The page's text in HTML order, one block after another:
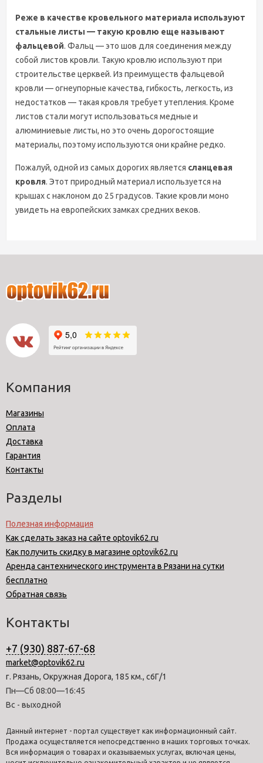
Реже в качестве кровельного материала используют
стальные листы — такую кровлю еще называют
фальцевой. Фальц — это шов для соединения между
собой листов кровли. Такую кровлю используют при
строительстве церквей. Из преимуществ фальцевой
кровли — огнеупорные качества, гибкость, легкость, из
недостатков — такая кровля требует утепления. Кроме
листов стали могут использоваться медные и
алюминиевые листы, но это очень дорогостоящие
материалы, поэтому используются они крайне редко.
Пожалуй, одной из самых дорогих является сланцевая
кровля. Этот природный материал используется на
крышах с наклоном до 25 градусов. Такие кровли моно
увидеть на европейских замках средних веков.
Компания
Магазины
Оплата
Доставка
Гарантия
Контакты
Разделы
Полезная информация
Как сделать заказ на сайте optovik62.ru
Как получить скидку в магазине optovik62.ru
Аренда сантехнического инструмента в Рязани на сутки
бесплатно
Обратная связь
Контакты
+7 (930) 887-67-68
market@optovik62.ru
г. Рязань, Окружная Дорога, 185 км., с6Г/1
Пн—Сб 08:00—16:45
Вс - выходной
Данный интернет - портал существует как информационный сайт.
Продажа осуществляется непосредственно в наших торговых точках.
Вся информация о товарах и оказываемых услугах, включая цены,